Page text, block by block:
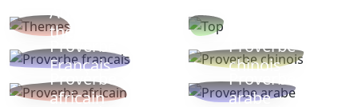
Autres
thèmes
Proverbe
Français
Proverbe
chinois
Proverbe
africain
Proverbe
arabe